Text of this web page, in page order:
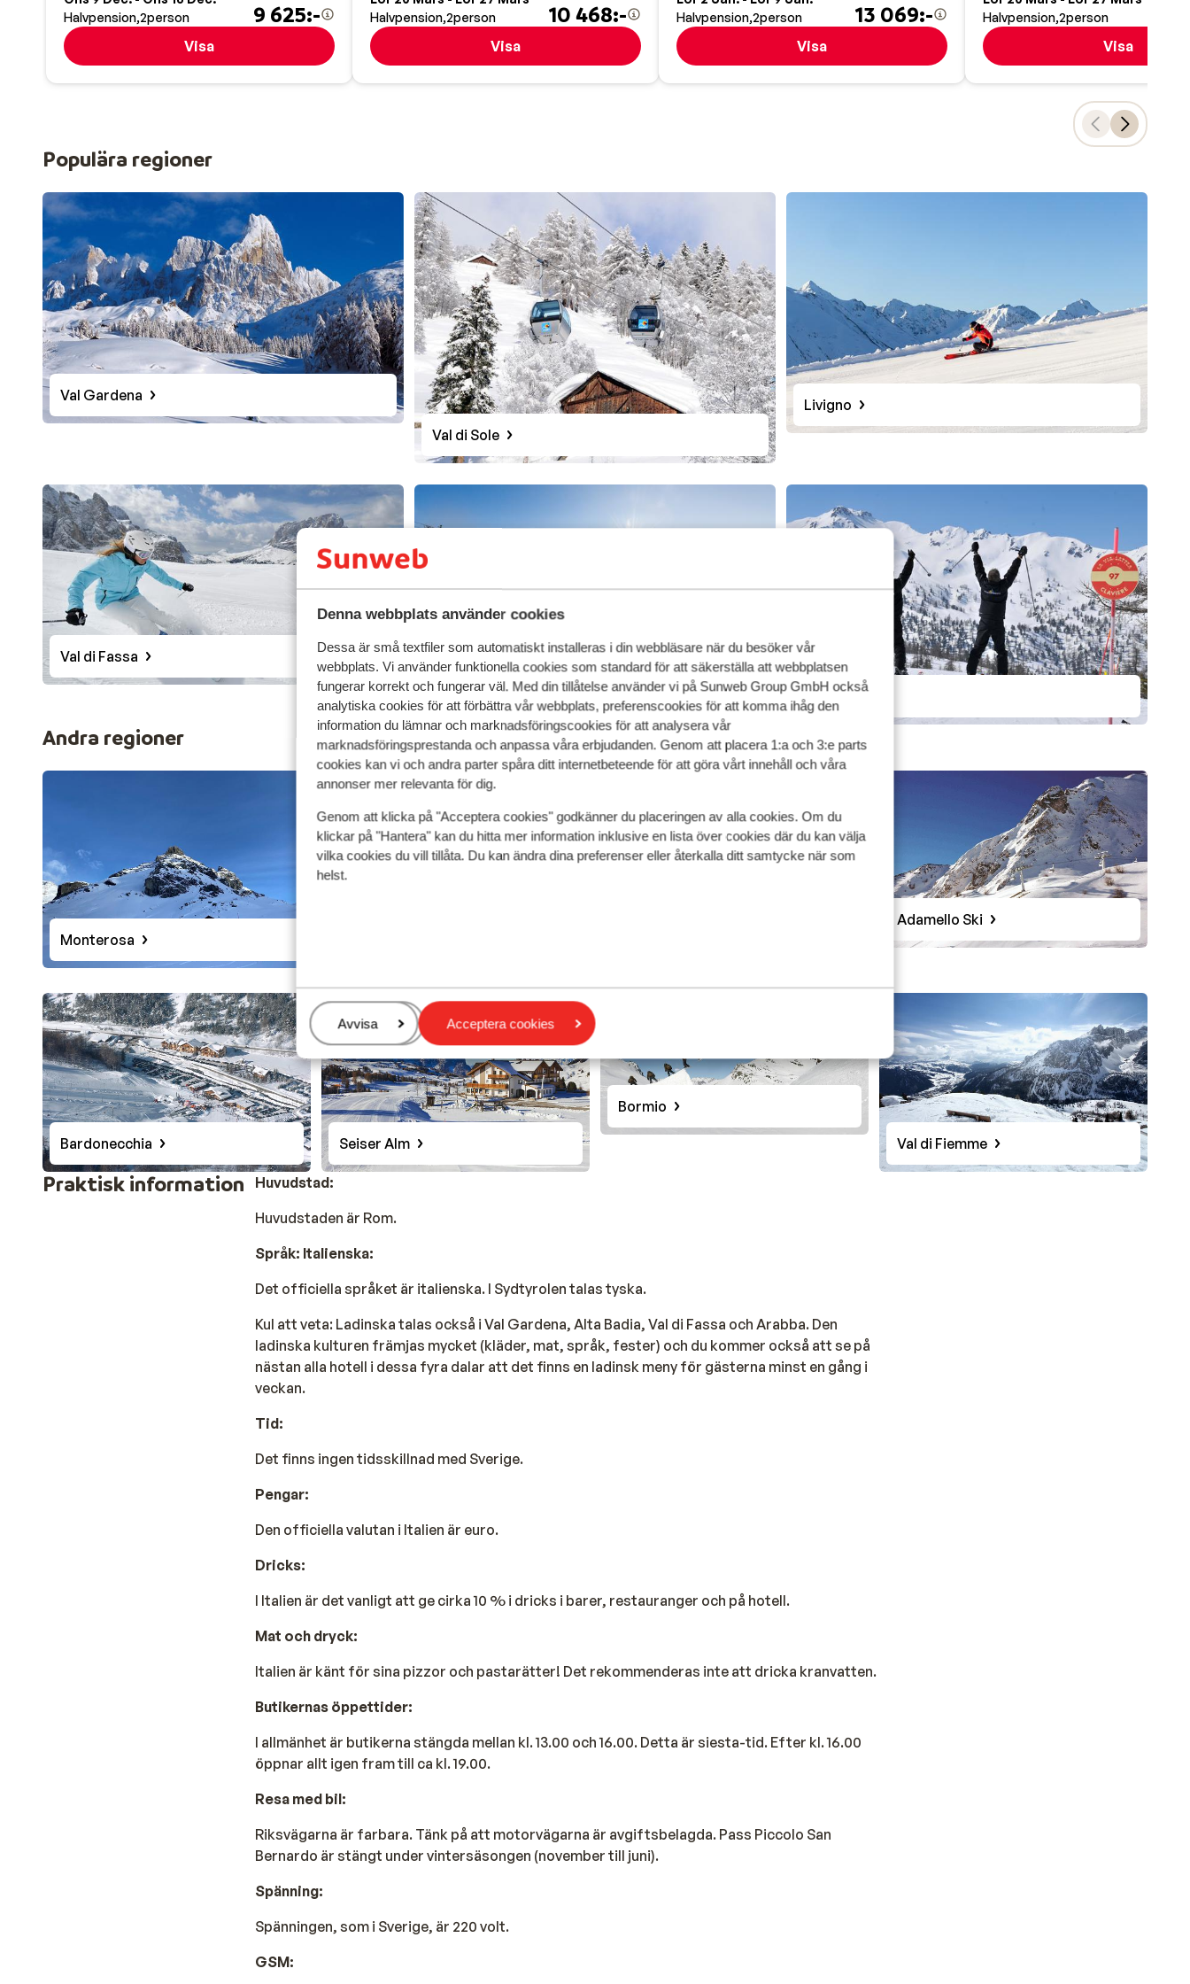
Denna webbplats använder cookies
Dessa är små textfiler som automatiskt installeras i din webbläsare när du besöker vår
webbplats. Vi använder funktionella cookies som standard för att säkerställa att webbplatsen
fungerar korrekt och fungerar väl. Med din tillåtelse använder vi på Sunweb Group GmbH också
analytiska cookies för att förbättra vår webbplats, preferenscookies för att komma ihåg den
information du lämnar och marknadsföringscookies för att analysera vår
marknadsföringsprestanda och anpassa våra erbjudanden. Genom att placera 1:a och 3:e parts
cookies kan vi och andra parter spåra ditt internetbeteende för att göra vårt innehåll och våra
annonser mer relevanta för dig.
Genom att klicka på "Acceptera cookies" godkänner du placeringen av alla cookies. Om du
klickar på "Hantera" kan du hitta mer information inklusive en lista över cookies där du kan välja
vilka cookies du vill tillåta. Du kan ändra dina preferenser eller återkalla ditt samtycke när som
helst.
Hantera
Avvisa Acceptera cookies
Halvpension 2person 9 625:-
Visa
Halvpension 2person 10 468:-
Visa
Halvpension 2person 13 069:-
Visa
Halvpension 2person
Visa
Populära regioner
Val Gardena
Val di Sole
Livigno
Val di Fassa
Kronplatz Via Lattea
Andra regioner
Monterosa
Adamello Ski
Bardonecchia Seiser Alm
Bormio
Val di Fiemme
Praktisk information
Huvudstad:
Huvudstaden är Rom.
Språk: Italienska:
Det officiella språket är italienska. I Sydtyrolen talas tyska.
Kul att veta: Ladinska talas också i Val Gardena, Alta Badia, Val di Fassa och Arabba. Den
ladinska kulturen främjas mycket (kläder, mat, språk, fester) och du kommer också att se på
nästan alla hotell i dessa fyra dalar att det finns en ladinsk meny för gästerna minst en gång i
veckan.
Tid:
Det finns ingen tidsskillnad med Sverige.
Pengar:
Den officiella valutan i Italien är euro.
Dricks:
I Italien är det vanligt att ge cirka 10 % i dricks i barer, restauranger och på hotell.
Mat och dryck:
Italien är känt för sina pizzor och pastarätter! Det rekommenderas inte att dricka kranvatten.
Butikernas öppettider:
I allmänhet är butikerna stängda mellan kl. 13.00 och 16.00. Detta är siesta-tid. Efter kl. 16.00
öppnar allt igen fram till ca kl. 19.00.
Resa med bil:
Riksvägarna är farbara. Tänk på att motorvägarna är avgiftsbelagda. Pass Piccolo San
Bernardo är stängt under vintersäsongen (november till juni).
Spänning:
Spänningen, som i Sverige, är 220 volt.
GSM: